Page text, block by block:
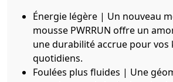
Énergie légère | Un nouveau
mousse PWRRUN offre un
une durabilité accrue pour vos
quotidiens.
Foulées plus fluides | Une